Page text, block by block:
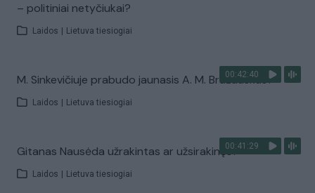
– politiniai netyčiukai?
Laidos Lietuva tiesiogiai
00:42:40
M. Sinkevičiuje prabudo jaunasis A. M. Brazauskas?
Laidos Lietuva tiesiogiai
00:41:29
Gitanas Nausėda užrakintas ar užsirakinęs?
Laidos Lietuva tiesiogiai